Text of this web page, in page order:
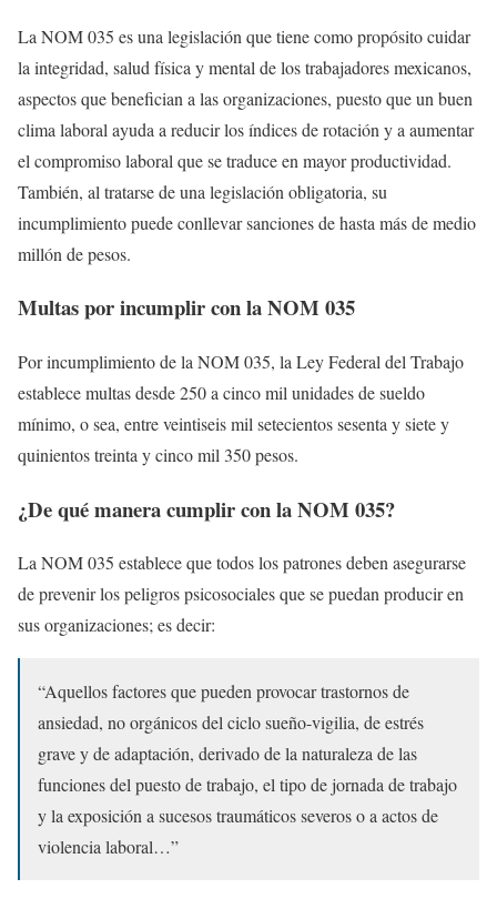
La NOM 035 es una legislación que tiene como propósito cuidar
la integridad, salud física y mental de los trabajadores mexicanos,
aspectos que benefician a las organizaciones, puesto que un buen
clima laboral ayuda a reducir los índices de rotación y a aumentar
el compromiso laboral que se traduce en mayor productividad.
También, al tratarse de una legislación obligatoria, su
incumplimiento puede conllevar sanciones de hasta más de medio
millón de pesos.
Multas por incumplir con la NOM 035
Por incumplimiento de la NOM 035, la Ley Federal del Trabajo
establece multas desde 250 a cinco mil unidades de sueldo
mínimo, o sea, entre veintiseis mil setecientos sesenta y siete y
quinientos treinta y cinco mil 350 pesos.
¿De qué manera cumplir con la NOM 035?
La NOM 035 establece que todos los patrones deben asegurarse
de prevenir los peligros psicosociales que se puedan producir en
sus organizaciones; es decir:
“Aquellos factores que pueden provocar trastornos de
ansiedad, no orgánicos del ciclo sueño-vigilia, de estrés
grave y de adaptación, derivado de la naturaleza de las
funciones del puesto de trabajo, el tipo de jornada de trabajo
y la exposición a sucesos traumáticos severos o a actos de
violencia laboral…”